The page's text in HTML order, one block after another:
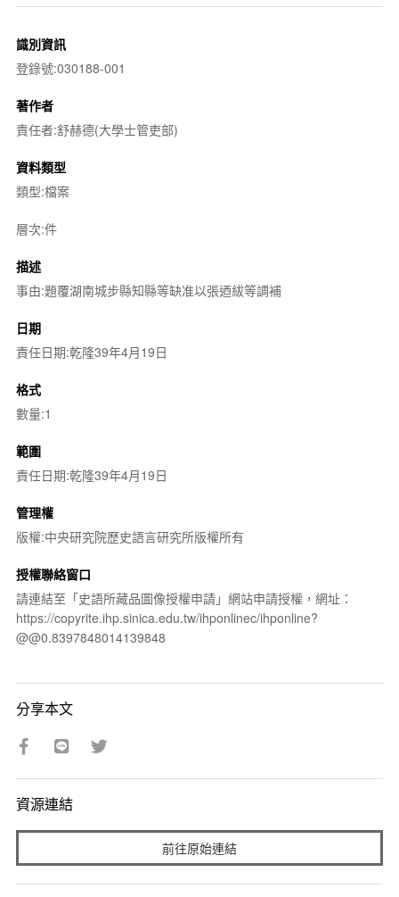
識別資訊
登錄號:030188-001
著作者
責任者:舒赫德(大學士管吏部)
資料類型
類型:檔案
層次:件
描述
事由:題覆湖南城步縣知縣等缺准以張迺紱等調補
日期
責任日期:乾隆39年4月19日
格式
數量:1
範圍
責任日期:乾隆39年4月19日
管理權
版權:中央研究院歷史語言研究所版權所有
授權聯絡窗口
請連結至「史語所藏品圖像授權申請」網站申請授權，網址：
https://copyrite.ihp.sinica.edu.tw/ihponlinec/ihponline?
@@0.8397848014139848
分享本文
資源連結
前往原始連結